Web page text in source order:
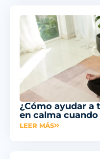
¿Cómo ayudar a
en calma
LEER MÁS